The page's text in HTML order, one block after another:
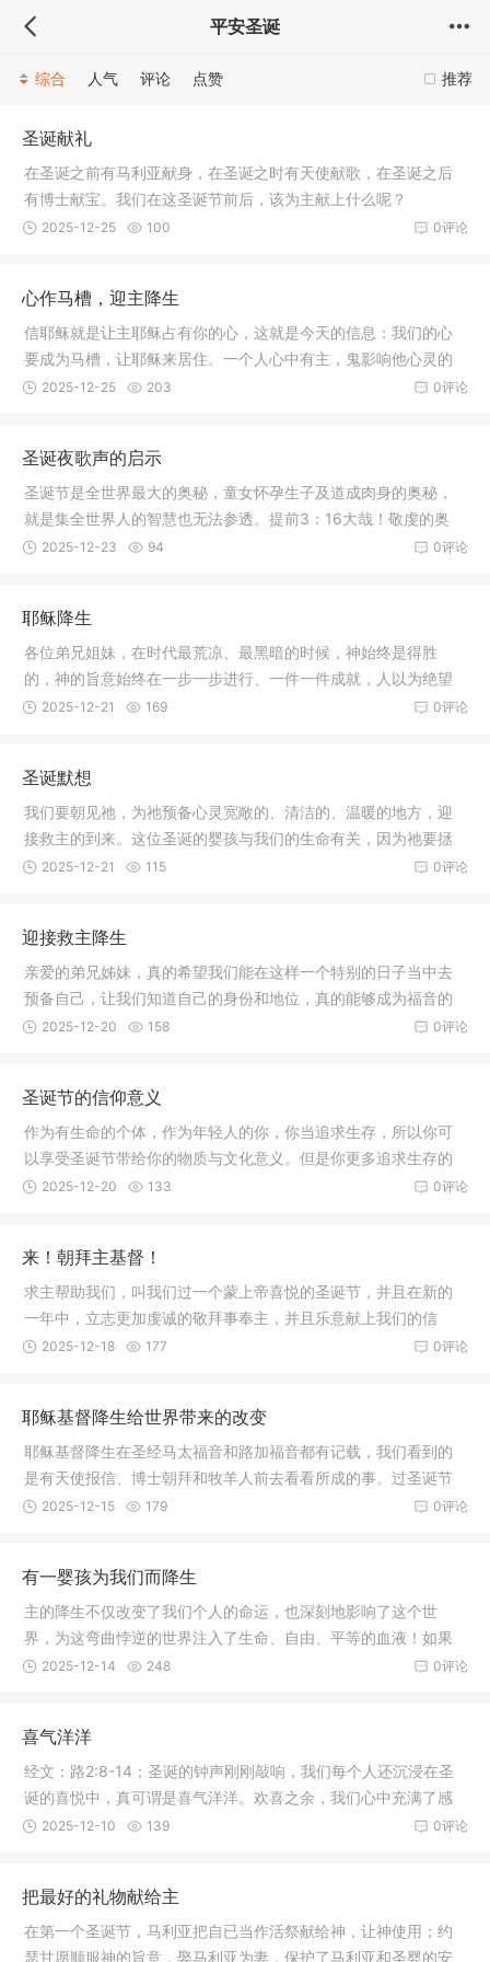
平安圣诞
推荐
综合 人气 评论 点赞
圣诞献礼
在圣诞之前有马利亚献身，在圣诞之时有天使献歌，在圣诞之后
有博士献宝。我们在这圣诞节前后，该为主献上什么呢？
0评论
2025-12-25 100
心作马槽，迎主降生
信耶稣就是让主耶稣占有你的心，这就是今天的信息：我们的心
要成为马槽，让耶稣来居住。一个人心中有主，鬼影响他心灵的
风险就会大大降低；反之亦然。而这两种人生也会大不一样。以
0评论
2025-12-25 203
圣诞夜歌声的启示
圣诞节是全世界最大的奥秘，童女怀孕生子及道成肉身的奥秘，
就是集全世界人的智慧也无法参透。提前3：16大哉！敬虔的奥
秘，无人不以为然，就是：神在肉身显现，被圣灵称义，被天使
列两种启示。
0评论
2025-12-23 94
耶稣降生
各位弟兄姐妹，在时代最荒凉、最黑暗的时候，神始终是得胜
的，神的旨意始终在一步一步进行、一件一件成就，人以为绝望
的时候，在神永远有希望。让我们把我们心中的困难告诉这位永
0评论
2025-12-21 169
圣诞默想
我们要朝见祂，为祂预备心灵宽敞的、清洁的、温暖的地方，迎
接救主的到来。这位圣诞的婴孩与我们的生命有关，因为祂要拯
救我们。让我们精心预备自己，洁净我们的心，让我们的心成为
0评论
2025-12-21 115
迎接救主降生
亲爱的弟兄姊妹，真的希望我们能在这样一个特别的日子当中去
预备自己，让我们知道自己的身份和地位，真的能够成为福音的
传递者，并且以此为礼物献给我们最爱的耶稣。让他能够成为我
上。
0评论
2025-12-20 158
圣诞节的信仰意义
作为有生命的个体，作为年轻人的你，你当追求生存，所以你可
以享受圣诞节带给你的物质与文化意义。但是你更多追求生存的
目的，就是去接受圣诞节的神学意义，接受耶稣做你个人的救0评论
2025-12-20 133
来！朝拜主基督！
求主帮助我们，叫我们过一个蒙上帝喜悦的圣诞节，并且在新的
一年中，立志更加虔诚的敬拜事奉主，并且乐意献上我们的信
心，叫我们专心信靠主；献上我们的祈祷，叫我们常常亲近主；
0评论
2025-12-18 177
耶稣基督降生给世界带来的改变
耶稣基督降生在圣经马太福音和路加福音都有记载，我们看到的
是有天使报信、博士朝拜和牧羊人前去看看所成的事。过圣诞节
就是纪念救主耶稣的降生，不能只注重形式，而要真正去体验神
0评论
2025-12-15 179
有一婴孩为我们而降生
主的降生不仅改变了我们个人的命运，也深刻地影响了这个世
界，为这弯曲悖逆的世界注入了生命、自由、平等的血液！如果
从人类历史当中除去基督教文化的影响，那么人类历史能留下值
0评论
2025-12-14 248
喜气洋洋
经文：路2:8-14；圣诞的钟声刚刚敲响，我们每个人还沉浸在圣
诞的喜悦中，真可谓是喜气洋洋。欢喜之余，我们心中充满了感
恩，感恩
0评论
2025-12-10 139
把最好的礼物献给主
在第一个圣诞节，马利亚把自已当作活祭献给神，让神使用；约
瑟甘愿顺服神的旨意，娶马利亚为妻，保护了马利亚和圣婴的安